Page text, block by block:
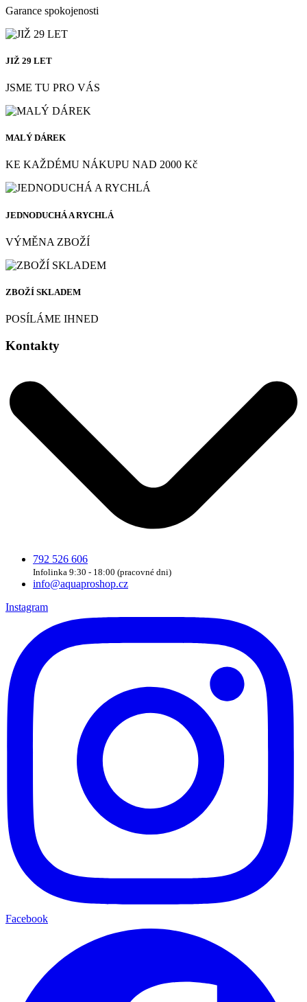
Garance spokojenosti
JIŽ 29 LET
JSME TU PRO VÁS
MALÝ DÁREK
KE KAŽDÉMU NÁKUPU NAD 2000 Kč
JEDNODUCHÁ A RYCHLÁ
VÝMĚNA ZBOŽÍ
ZBOŽÍ SKLADEM
POSÍLÁME IHNED
Kontakty
792 526 606
Infolinka 9:30 - 18:00 (pracovné dni)
info@aquaproshop.cz
Instagram
Facebook